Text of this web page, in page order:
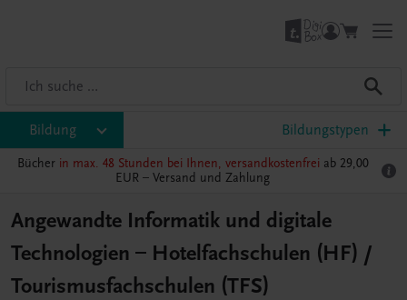
Bildung Bildungstypen
Bücher in max. 48 Stunden bei Ihnen, versandkostenfrei ab 29,00
EUR – Versand und Zahlung
Angewandte Informatik und digitale
Technologien – Hotelfachschulen (HF) /
Tourismusfachschulen (TFS)